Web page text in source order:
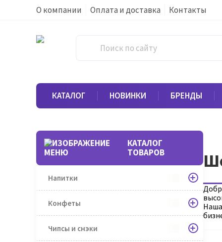
О компании Оплата и доставка Контакты
КАТАЛОГ НОВИНКИ БРЕНДЫ
КАТАЛОГ
ТОВАРОВ
Напитки
Конфеты
Чипсы и снэки